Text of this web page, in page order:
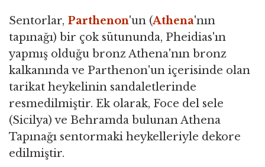
Sentorlar, Parthenon'un (Athena'nın
tapınağı) bir çok sütununda, Pheidias'ın
yapmış olduğu bronz Athena'nın bronz
kalkanında ve Parthenon'un içerisinde olan
tarikat heykelinin sandaletlerinde
resmedilmiştir. Ek olarak, Foce del sele
(Sicilya) ve Behramda bulunan Athena
Tapınağı sentormaki heykelleriyle dekore
edilmiştir.